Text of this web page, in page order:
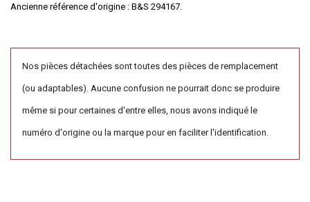
Ancienne référence d'origine : B&S 294167.
Nos pièces détachées sont toutes des pièces de remplacement
(ou adaptables). Aucune confusion ne pourrait donc se produire
même si pour certaines d'entre elles, nous avons indiqué le
numéro d'origine ou la marque pour en faciliter l'identification.